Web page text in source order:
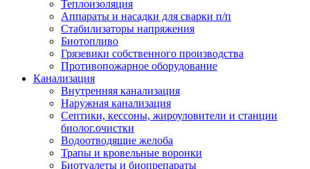
Теплоизоляция
Аппараты и насадки для сварки п/п
Стабилизаторы напряжения
Биотопливо
Грязевики собственного производства
Противопожарное оборудование
Канализация
Внутренняя канализация
Наружная канализация
Септики, кессоны, жироуловители и станции
биолог.очистки
Водоотводящие желоба
Трапы и кровельные воронки
Биотуалеты и биопрепараты